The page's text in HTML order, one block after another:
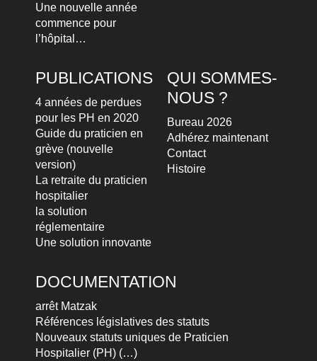
Une nouvelle année
commence pour
l’hôpital…
PUBLICATIONS
4 années de perdues
pour les PH en 2020
Guide du praticien en
grève (nouvelle
version)
La retraite du praticien
hospitalier
la solution
réglementaire
Une solution innovante
QUI SOMMES-
NOUS ?
Bureau 2026
Adhérez maintenant
Contact
Histoire
DOCUMENTATION
arrêt Matzak
Références législatives des statuts
Nouveaux statuts uniques de Praticien
Hospitalier (PH) (…)